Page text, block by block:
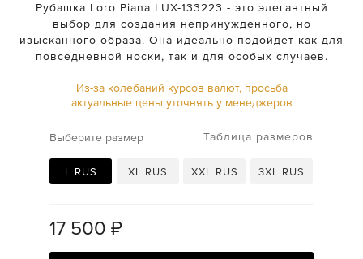
Рубашка Loro Piana LUX-133223 - это элегантный
выбор для создания непринужденного, но
изысканного образа. Она идеально подойдет как для
повседневной носки, так и для особых случаев.
Из-за колебаний курсов валют, просьба
актуальные цены уточнять у менеджеров
Выберите размер Таблица размеров
L RUS XL RUS XXL RUS 3XL RUS
17 500 ₽